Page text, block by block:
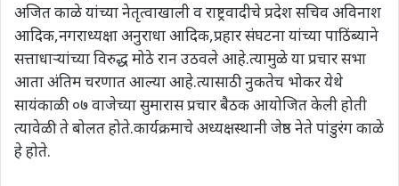
अजित काळे यांच्या नेतृत्वाखाली व राष्ट्रवादीचे प्रदेश सचिव अविनाश
आदिक,नगराध्यक्षा अनुराधा आदिक,प्रहार संघटना यांच्या पाठिंब्याने
सत्ताधाऱ्यांच्या विरुद्ध मोठे रान उठवले आहे.त्यामुळे या प्रचार सभा
आता अंतिम चरणात आल्या आहे.त्यासाठी नुकतेच भोकर येथे
सायंकाळी ०७ वाजेच्या सुमारास प्रचार बैठक आयोजित केली होती
त्यावेळी ते बोलत होते.कार्यक्रमाचे अध्यक्षस्थानी जेष्ठ नेते पांडुरंग काळे
हे होते.